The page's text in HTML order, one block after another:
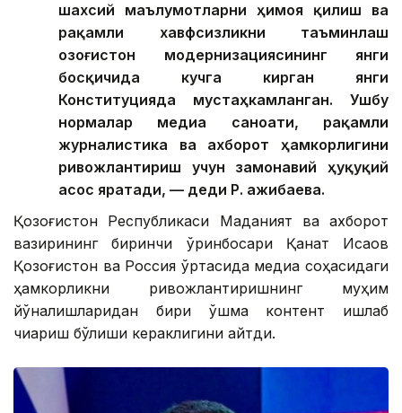
шахсий маълумотларни ҳимоя қилиш ва
рақамли хавфсизликни таъминлаш
Қозоғистон модернизациясининг янги
босқичида кучга кирган янги
Конституцияда мустаҳкамланган. Ушбу
нормалар медиа саноати, рақамли
журналистика ва ахборот ҳамкорлигини
ривожлантириш учун замонавий ҳуқуқий
асос яратади, — деди Р. Қажибаева.
Қозоғистон Республикаси Маданият ва ахборот
вазирининг биринчи ўринбосари Қанат Исқақов
Қозоғистон ва Россия ўртасида медиа соҳасидаги
ҳамкорликни ривожлантиришнинг муҳим
йўналишларидан бири қўшма контент ишлаб
чиқариш бўлиши кераклигини айтди.